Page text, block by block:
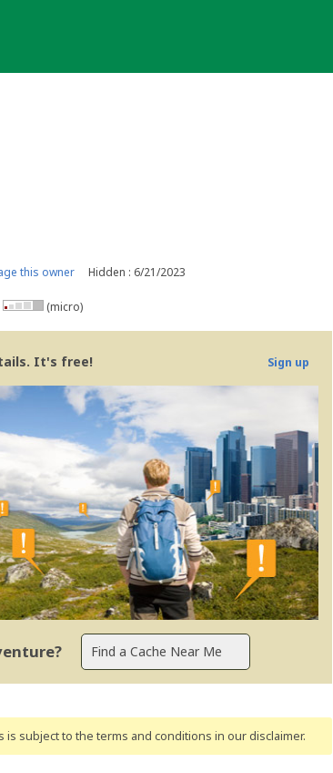
this owner Hidden : 6/21/2023
(micro)
It's free! Sign up
is subject to the terms and conditions in our disclaimer.